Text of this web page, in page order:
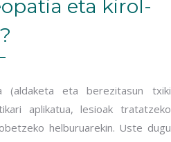
eta kirol-
(aldaketa eta berezitasun txiki
aplikatua, lesioak tratatzeko
helburuarekin. Uste dugu